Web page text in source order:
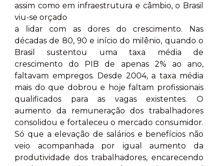
assim como em infraestrutura e câmbio, o Brasil
viu-se orçado
a lidar com as dores do crescimento. Nas
décadas de 80, 90 e início do milênio, quando o
Brasil sustentou uma taxa média de
crescimento do PIB de apenas 2% ao ano,
faltavam empregos. Desde 2004, a taxa média
mais do que dobrou e hoje faltam profissionais
qualificados para as vagas existentes. O
aumento da remuneração dos trabalhadores
consolidou e fortaleceu o mercado consumidor.
Só que a elevação de salários e benefícios não
veio acompanhada por igual aumento da
produtividade dos trabalhadores, encarecendo